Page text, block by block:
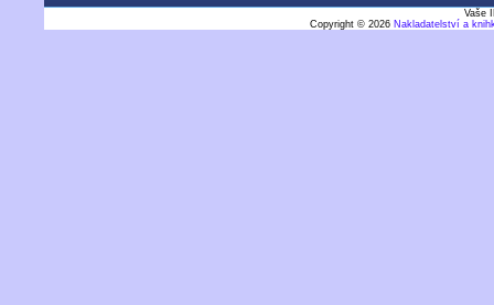
Vaše
Copyright © 2026 Nakladatelství a